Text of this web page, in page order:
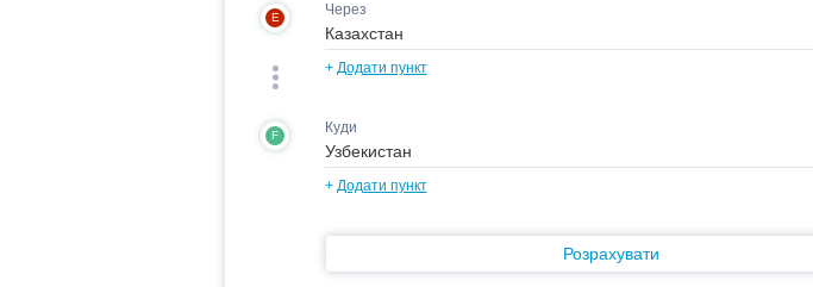
E Через
+ Додати пункт
F Куди
+ Додати пункт
Розрахувати